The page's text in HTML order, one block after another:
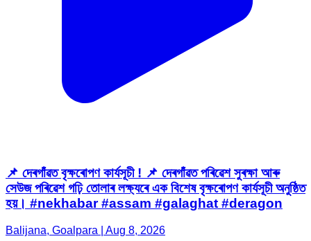
📌 দেৰগাঁৱত বৃক্ষৰোপণ কাৰ্যসূচী ! 📌 দেৰগাঁৱত পৰিৱেশ সুৰক্ষা আৰু
সেউজ পৰিৱেশ গঢ়ি তোলাৰ লক্ষ্যৰে এক বিশেষ বৃক্ষৰোপণ কাৰ্যসূচী অনুষ্ঠিত
হয়। #nekhabar #assam #galaghat #deragon
Balijana, Goalpara | Aug 8, 2026